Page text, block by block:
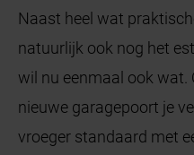
Naast heel wat
natuurlijk ook nog het
wil nu eenmaal ook wat.
nieuwe garagepoort je
vroeger standaard met